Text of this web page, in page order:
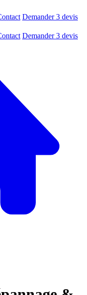
Demander 3 devis
Demander 3 devis